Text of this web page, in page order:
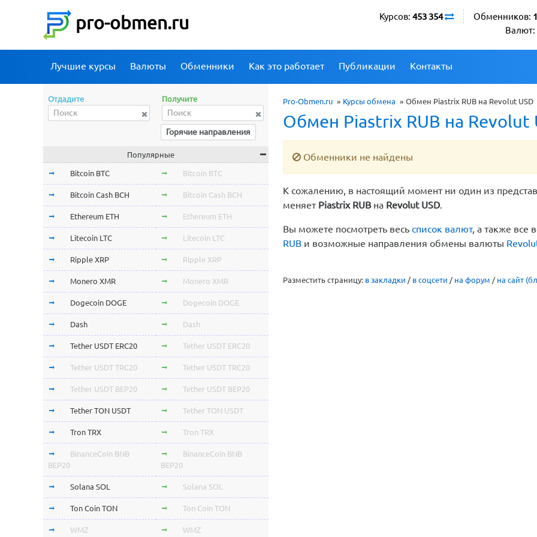
pro-obmen.ru Обменников:
Валют:
Курсов: 453 354
Лучшие курсы Валюты Обменники Как это работает Публикации Контакты
Pro-Obmen.ru » Курсы обмена » Обмен Piastrix RUB на Revolut USD
Обмен Piastrix RUB на Revolut
Обменники не найдены
К сожалению, в настоящий момент ни один из
меняет Piastrix RUB на Revolut USD.
Вы можете посмотреть весь список валют, а также
RUB и возможные направления обмены валюты
Разместить страницу: в закладки / в соцсети / на форум / на сайт
Отдадите Получите
Горячие направления
Популярные
Bitcoin BTC Bitcoin BTC
Bitcoin Cash BCH Bitcoin Cash BCH
Ethereum ETH Ethereum ETH
Litecoin LTC Litecoin LTC
Ripple XRP Ripple XRP
Monero XMR Monero XMR
Dogecoin DOGE Dogecoin DOGE
Dash Dash
Tether USDT ERC20 Tether USDT ERC20
Tether USDT TRC20 Tether USDT TRC20
Tether USDT BEP20 Tether USDT BEP20
Tether TON USDT Tether TON USDT
Tron TRX Tron TRX
BinanceCoin BNB
BEP20
BinanceCoin BNB
BEP20
Solana SOL Solana SOL
Ton Coin TON Ton Coin TON
WMZ WMZ